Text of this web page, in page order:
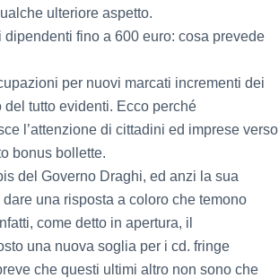
ulteriore aspetto.
dipendenti fino a 600 euro: cosa prevede
per nuovi marcati incrementi dei
tutto evidenti. Ecco perché
l’attenzione di cittadini ed imprese verso
bonus bollette.
del Governo Draghi, ed anzi la sua
una risposta a coloro che temono
come detto in apertura, il
una nuova soglia per i cd. fringe
che questi ultimi altro non sono che